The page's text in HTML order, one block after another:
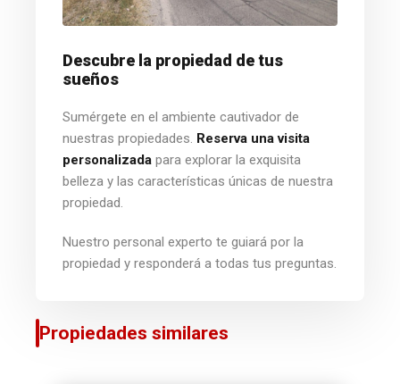
Descubre la propiedad de tus
sueños
Sumérgete en el ambiente cautivador de
nuestras propiedades. Reserva una visita
personalizada para explorar la exquisita
belleza y las características únicas de nuestra
propiedad.
Nuestro personal experto te guiará por la
propiedad y responderá a todas tus preguntas.
Propiedades similares